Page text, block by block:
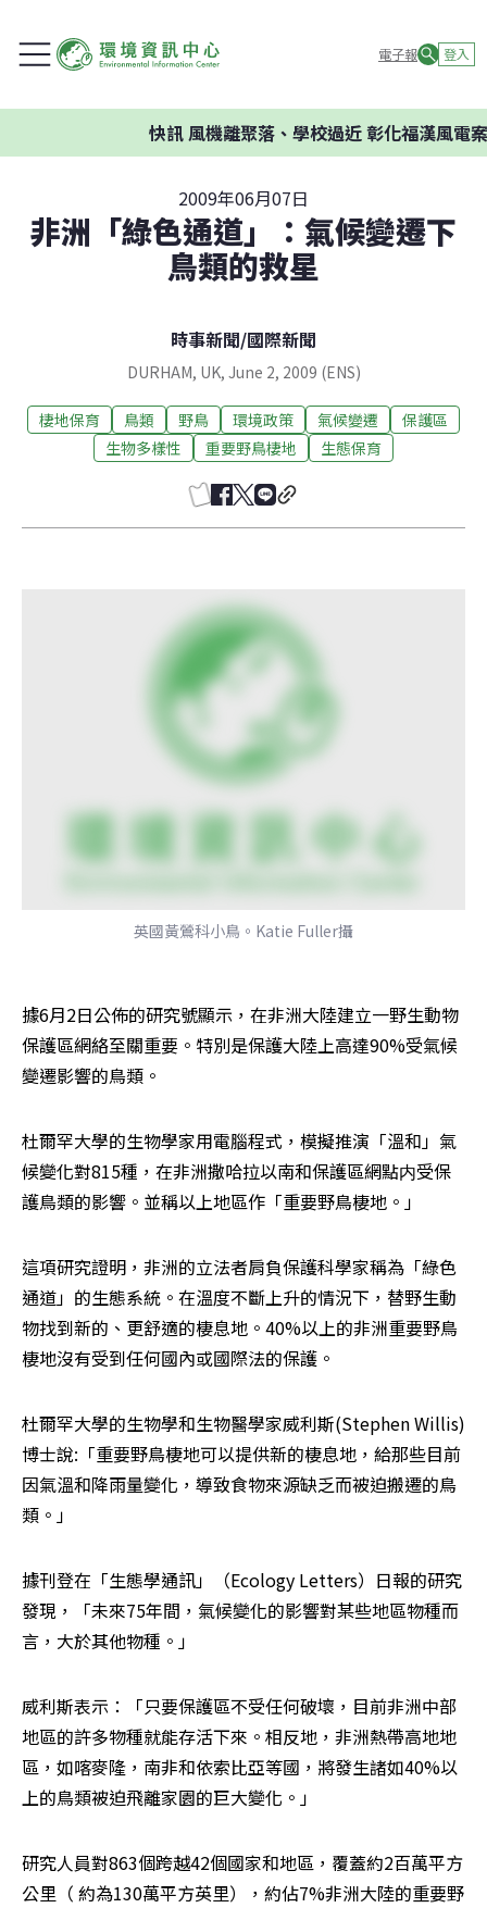
電子報 登入
快訊風機離聚落、學校過近 彰化福漢風電案
2009年06月07日
非洲「綠色通道」：氣候變遷下
鳥類的救星
時事新聞/國際新聞
DURHAM, UK, June 2, 2009 (ENS)
棲地保育 鳥類 野鳥 環境政策 氣候變遷
保護區
生物多樣性
重要野鳥棲地 生態保育
英國黃鶯科小鳥。Katie Fuller攝
據6月2日公佈的研究號顯示，在非洲大陸建立一野生動物
保護區網絡至關重要。特別是保護大陸上高達90%受氣候
變遷影響的鳥類。
杜爾罕大學的生物學家用電腦程式，模擬推演「溫和」氣
候變化對815種，在非洲撒哈拉以南和保護區網點内受保
護鳥類的影響。並稱以上地區作「重要野鳥棲地。」
這項研究證明，非洲的立法者肩負保護科學家稱為「綠色
通道」的生態系統。在溫度不斷上升的情況下，替野生動
物找到新的、更舒適的棲息地。40%以上的非洲重要野鳥
棲地沒有受到任何國內或國際法的保護。
杜爾罕大學的生物學和生物醫學家威利斯(Stephen Willis)
博士說:「重要野鳥棲地可以提供新的棲息地，給那些目前
因氣溫和降雨量變化，導致食物來源缺乏而被迫搬遷的鳥
類。」
據刊登在「生態學通訊」（Ecology Letters）日報的研究
發現，「未來75年間，氣候變化的影響對某些地區物種而
言，大於其他物種。」
威利斯表示：「只要保護區不受任何破壞，目前非洲中部
地區的許多物種就能存活下來。相反地，非洲熱帶高地地
區，如喀麥隆，南非和依索比亞等國，將發生諸如40%以
上的鳥類被迫飛離家園的巨大變化。」
研究人員對863個跨越42個國家和地區，覆蓋約2百萬平方
公里（ 約為130萬平方英里），約佔7%非洲大陸的重要野